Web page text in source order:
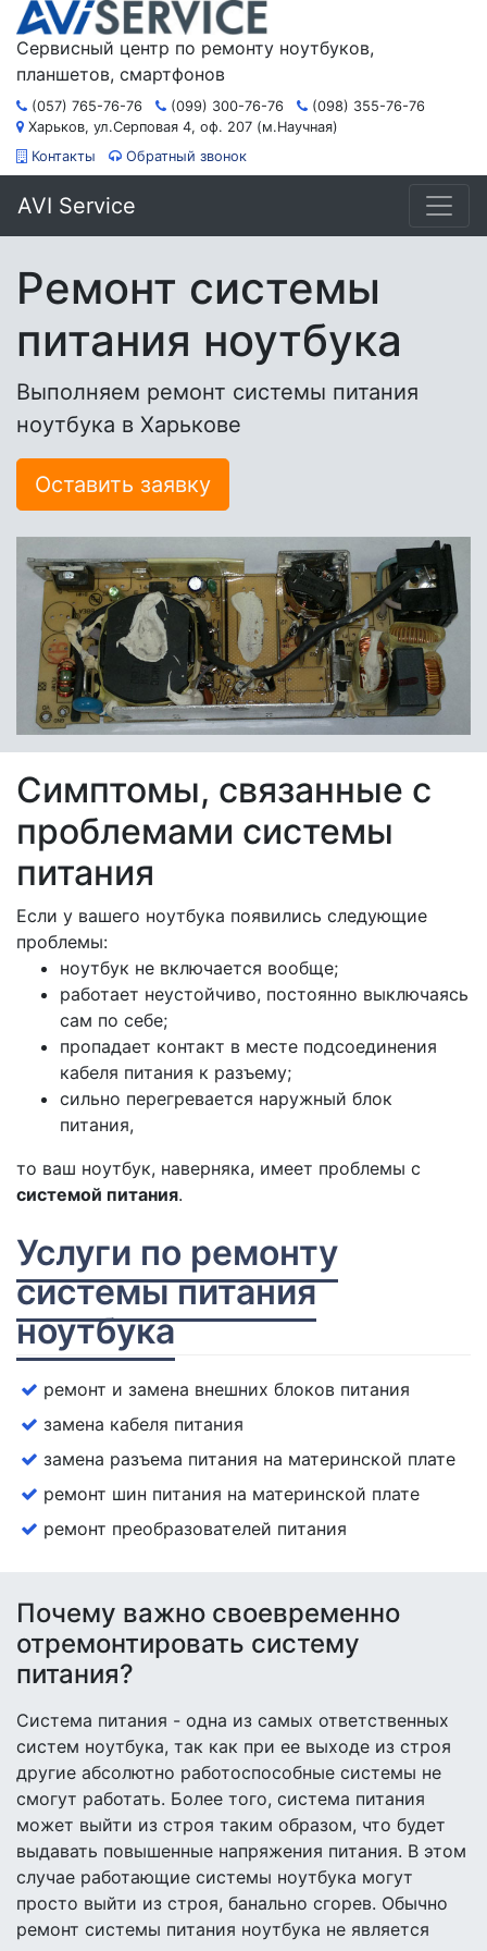
Сервисный центр по ремонту ноутбуков,
планшетов, смартфонов
(057) 765-76-76 (099) 300-76-76
(098) 355-76-76
Харьков, ул.Серповая 4, оф. 207 (м.Научная)
Контакты
Обратный звонок
AVI Service
Ремонт системы
питания ноутбука
Выполняем ремонт системы питания
ноутбука в Харькове
Оставить заявку
Симптомы, связанные с
проблемами системы
питания
Если у вашего ноутбука появились следующие
проблемы:
ноутбук не включается вообще;
работает неустойчиво, постоянно выключаясь
сам по себе;
пропадает контакт в месте подсоединения
кабеля питания к разъему;
сильно перегревается наружный блок
питания,
то ваш ноутбук, наверняка, имеет проблемы с
системой питания.
Услуги по ремонту
системы питания
ноутбука
ремонт и замена внешних блоков питания
замена кабеля питания
замена разъема питания на материнской плате
ремонт шин питания на материнской плате
ремонт преобразователей питания
Почему важно своевременно
отремонтировать систему
питания?
Система питания - одна из самых ответственных
систем ноутбука, так как при ее выходе из строя
другие абсолютно работоспособные системы не
смогут работать. Более того, система питания
может выйти из строя таким образом, что будет
выдавать повышенные напряжения питания. В этом
случае работающие системы ноутбука могут
просто выйти из строя, банально сгорев. Обычно
ремонт системы питания ноутбука не является